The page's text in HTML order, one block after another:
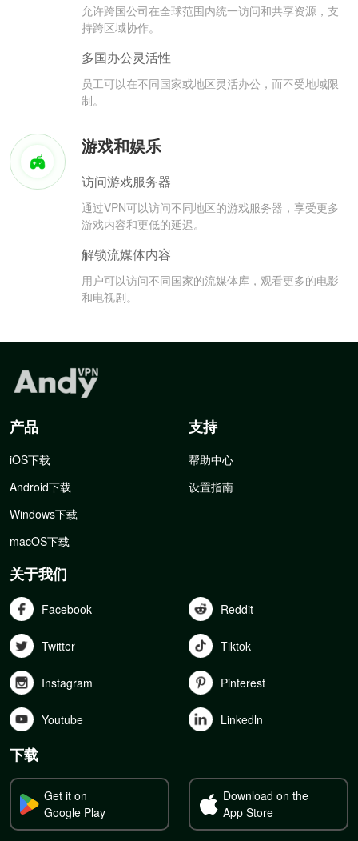
允许跨国公司在全球范围内统一访问和共享资源，支
持跨区域协作。
多国办公灵活性
员工可以在不同国家或地区灵活办公，而不受地域限
制。
游戏和娱乐
访问游戏服务器
通过VPN可以访问不同地区的游戏服务器，享受更多
游戏内容和更低的延迟。
解锁流媒体内容
用户可以访问不同国家的流媒体库，观看更多的电影
和电视剧。
产品
iOS下载
Android下载
Windows下载
macOS下载
支持
帮助中心
设置指南
关于我们
Facebook Reddit
Twitter Tiktok
Instagram Pinterest
Youtube Linkedln
下载
Get it on
Google Play
Download on the
App Store